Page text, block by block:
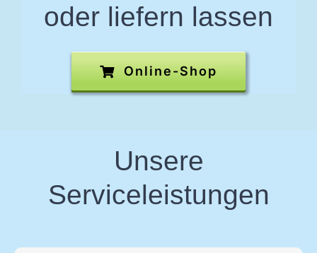
oder liefern lassen
Online-Shop
Unsere
Serviceleistungen